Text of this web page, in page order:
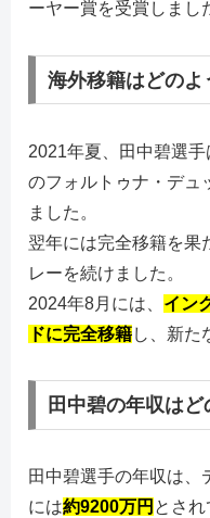
ーヤー賞を受賞しまし
海外移籍はどのよ
2021年夏、田中碧選
のフォルトゥナ・デュ
ました。
翌年には完全移籍を果
レーを続けました。
2024年8月には、 イン
ドに完全移籍し、新た
田中碧の年収はど
田中碧選手の年収は、
には約9200万円 とされ